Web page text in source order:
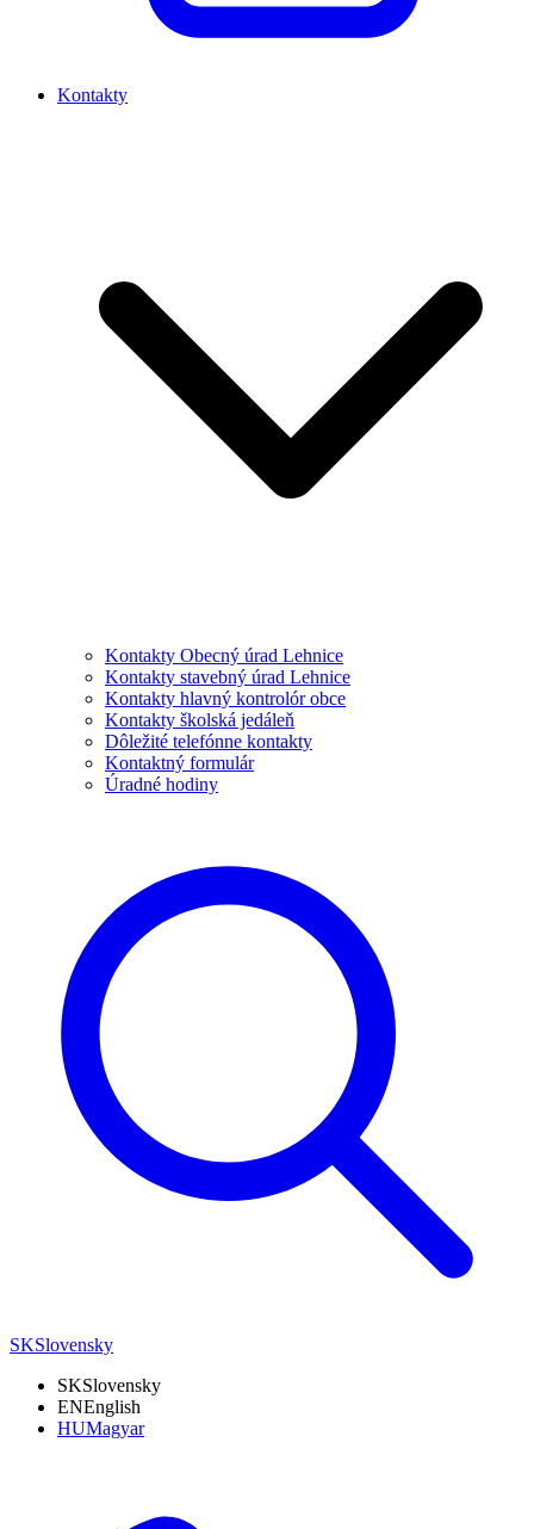
Kontakty
Kontakty Obecný úrad Lehnice
Kontakty stavebný úrad Lehnice
Kontakty hlavný kontrolór obce
Kontakty školská jedáleň
Dôležité telefónne kontakty
Kontaktný formulár
Úradné hodiny
SKSlovensky
SKSlovensky
ENEnglish
HUMagyar